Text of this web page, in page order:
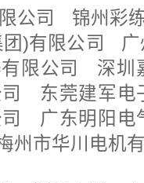
公司 锦州彩
团)有限公司
限公司 深圳
司 东莞建军
司 广东明阳
州市华川电机